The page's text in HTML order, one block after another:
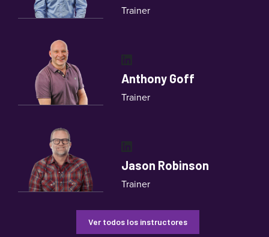
Ver todos los instructores
Trainer
Anthony Goff
Trainer
Jason Robinson
Trainer